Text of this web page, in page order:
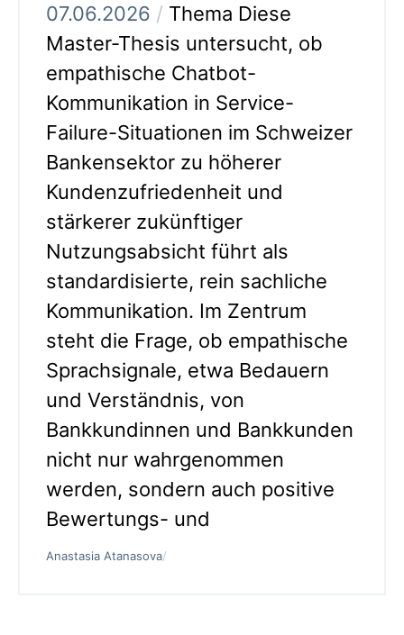
07.06.2026 / Thema Diese
Master-Thesis untersucht, ob
empathische Chatbot-
Kommunikation in Service-
Failure-Situationen im Schweizer
Bankensektor zu höherer
Kundenzufriedenheit und
stärkerer zukünftiger
Nutzungsabsicht führt als
standardisierte, rein sachliche
Kommunikation. Im Zentrum
steht die Frage, ob empathische
Sprachsignale, etwa Bedauern
und Verständnis, von
Bankkundinnen und Bankkunden
nicht nur wahrgenommen
werden, sondern auch positive
Bewertungs- und
Anastasia Atanasova/